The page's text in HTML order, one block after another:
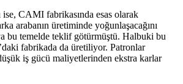
CAMI fabrikasında esas olarak
arabanın üretiminde yoğunlaşacağını
bu temelde teklif götürmüştü. Halbuki bu
fabrikada da üretiliyor. Patronlar
iş gücü maliyetlerinden ekstra karlar